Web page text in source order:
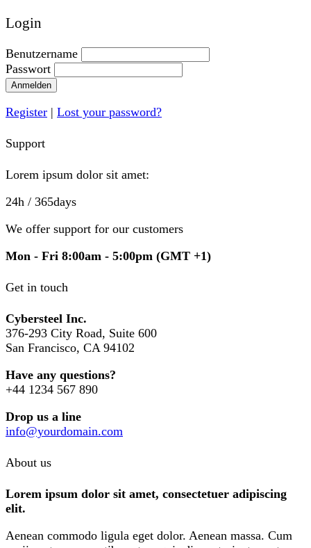
Login
Benutzername
Passwort
Anmelden
Register | Lost your password?
Support
Lorem ipsum dolor sit amet:
24h / 365days
We offer support for our customers
Mon - Fri 8:00am - 5:00pm (GMT +1)
Get in touch
Cybersteel Inc.
376-293 City Road, Suite 600
San Francisco, CA 94102
Have any questions?
+44 1234 567 890
Drop us a line
info@yourdomain.com
About us
Lorem ipsum dolor sit amet, consectetuer adipiscing
elit.
Aenean commodo ligula eget dolor. Aenean massa. Cum